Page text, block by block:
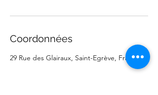
Coordonnées
29 Rue des Glairaux, Saint-Egrève, France